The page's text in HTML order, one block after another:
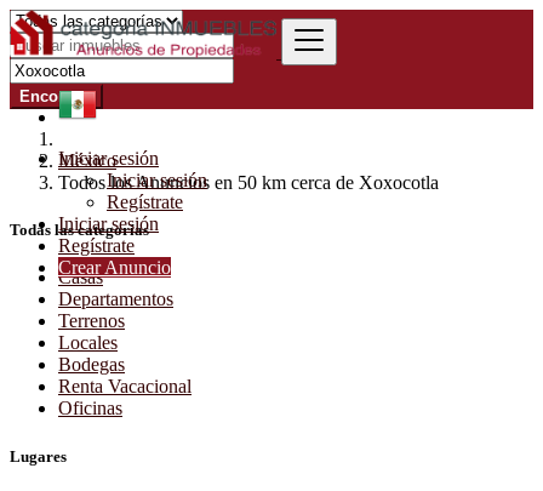
Iniciar sesión
Iniciar sesión
Regístrate
Iniciar sesión
Regístrate
Crear Anuncio
Encontrar
México
Todos los Anuncios en 50 km cerca de Xoxocotla
Todas las categorías
Casas
Departamentos
Terrenos
Locales
Bodegas
Renta Vacacional
Oficinas
Lugares